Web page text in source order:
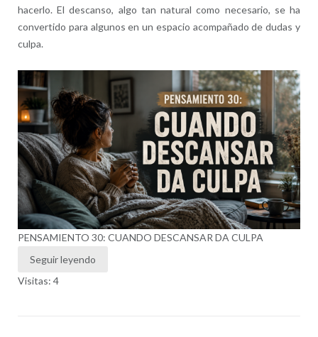
hacerlo. El descanso, algo tan natural como necesario, se ha
convertido para algunos en un espacio acompañado de dudas y
culpa.
PENSAMIENTO 30: CUANDO DESCANSAR DA CULPA
Seguir leyendo
Visitas: 4